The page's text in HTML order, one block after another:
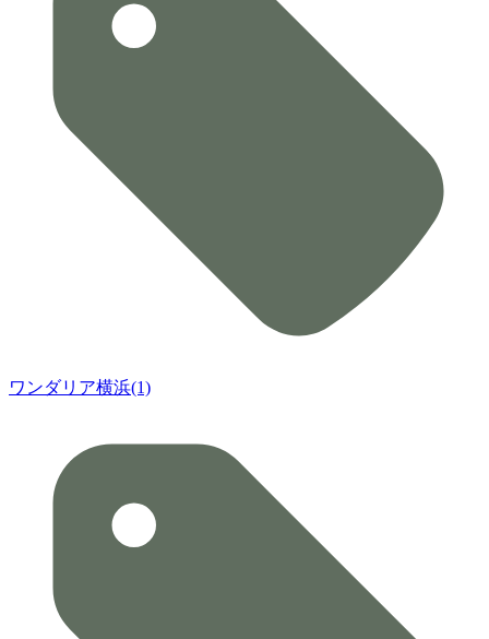
ワンダリア横浜(1)